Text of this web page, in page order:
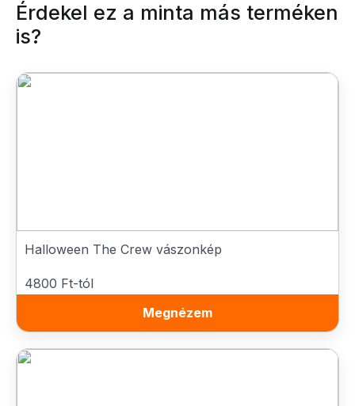
Érdekel ez a minta más terméken
is?
Halloween The Crew vászonkép
4800 Ft-tól
Megnézem